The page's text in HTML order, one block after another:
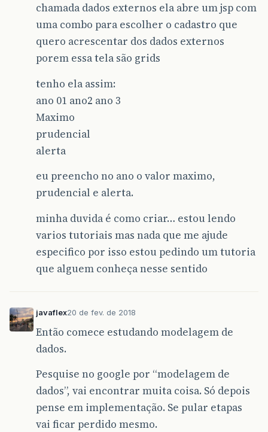
chamada dados externos ela abre um jsp com
uma combo para escolher o cadastro que
quero acrescentar dos dados externos
porem essa tela são grids
tenho ela assim:
ano 01 ano2 ano 3
Maximo
prudencial
alerta
eu preencho no ano o valor maximo,
prudencial e alerta.
minha duvida é como criar… estou lendo
varios tutoriais mas nada que me ajude
especifico por isso estou pedindo um tutoria
que alguem conheça nesse sentido
javaflex20 de fev. de 2018
Então comece estudando modelagem de
dados.
Pesquise no google por “modelagem de
dados”, vai encontrar muita coisa. Só depois
pense em implementação. Se pular etapas
vai ficar perdido mesmo.